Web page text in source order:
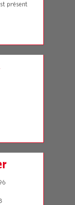
présent